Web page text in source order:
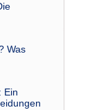
Was
Ein